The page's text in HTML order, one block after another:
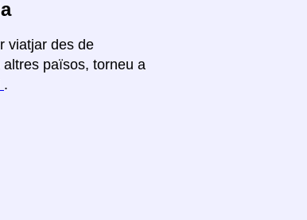
viatjar des de
països, torneu a
.